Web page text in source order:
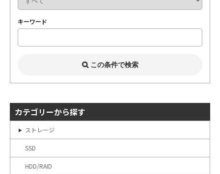
キーワード
カテゴリーから探す
ストレージ
SSD
HDD/RAID